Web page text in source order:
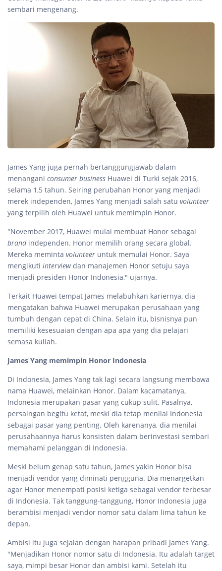
sembari mengenang.
James Yang juga pernah bertanggungjawab dalam
menangani consumer business Huawei di Turki sejak 2016,
selama 1,5 tahun. Seiring perubahan Honor yang menjadi
merek independen, James Yang menjadi salah satu volunteer
yang terpilih oleh Huawei untuk memimpin Honor.
"November 2017, Huawei mulai membuat Honor sebagai
brand independen. Honor memilih orang secara global.
Mereka meminta volunteer untuk memulai Honor. Saya
mengikuti interviewdan manajemen Honor setuju saya
menjadi presiden Honor Indonesia," ujarnya.
Terkait Huawei tempat James melabuhkan kariernya, dia
mengatakan bahwa Huawei merupakan perusahaan yang
tumbuh dengan cepat di China. Selain itu, bisnisnya pun
memiliki kesesuaian dengan apa apa yang dia pelajari
semasa kuliah.
James Yang memimpin Honor Indonesia
Di Indonesia, James Yang tak lagi secara langsung membawa
nama Huawei, melainkan Honor. Dalam kacamatanya,
Indonesia merupakan pasar yang cukup sulit. Pasalnya,
persaingan begitu ketat, meski dia tetap menilai Indonesia
sebagai pasar yang penting. Oleh karenanya, dia menilai
perusahaannya harus konsisten dalam berinvestasi sembari
memahami pelanggan di Indonesia.
Meski belum genap satu tahun, James yakin Honor bisa
menjadi vendor yang diminati pengguna. Dia menargetkan
agar Honor menempati posisi ketiga sebagai vendor terbesar
di Indonesia. Tak tanggung-tanggung, Honor Indonesia juga
berambisi menjadi vendor nomor satu dalam lima tahun ke
depan.
Ambisi itu juga sejalan dengan harapan pribadi James Yang.
"Menjadikan Honor nomor satu di Indonesia. Itu adalah target
saya, mimpi besar Honor dan ambisi kami. Setelah itu